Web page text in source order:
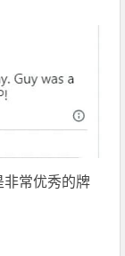
非常优秀的牌